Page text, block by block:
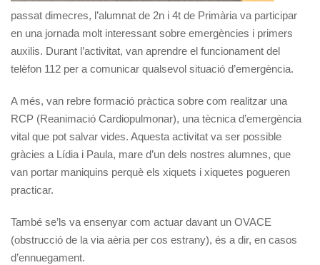
passat dimecres, l’alumnat de 2n i 4t de Primària va participar
en una jornada molt interessant sobre emergències i primers
auxilis. Durant l’activitat, van aprendre el funcionament del
telèfon 112 per a comunicar qualsevol situació d’emergència.
A més, van rebre formació pràctica sobre com realitzar una
RCP (Reanimació Cardiopulmonar), una tècnica d’emergència
vital que pot salvar vides. Aquesta activitat va ser possible
gràcies a Lídia i Paula, mare d’un dels nostres alumnes, que
van portar maniquins perquè els xiquets i xiquetes pogueren
practicar.
També se’ls va ensenyar com actuar davant un OVACE
(obstrucció de la via aèria per cos estrany), és a dir, en casos
d’ennuegament.